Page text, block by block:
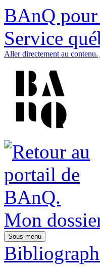
BAnQ
Service
Aller directement au contenu.
Mon
Sous-menu